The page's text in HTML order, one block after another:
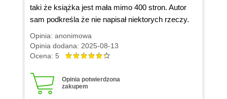
taki że książka jest mała mimo 400 stron. Autor
sam podkreśla że nie napisał niektorych rzeczy.
Opinia: anonimowa
Opinia dodana: 2025-08-13
Ocena: 5
Opinia potwierdzona
zakupem